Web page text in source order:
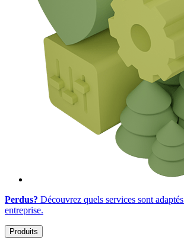
Perdus? Découvrez quels services sont adaptés
entreprise.
Produits